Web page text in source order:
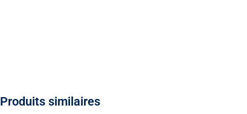
Produits similaires